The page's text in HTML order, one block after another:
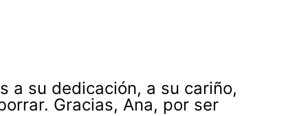
a su dedicación, a su cariño,
Gracias, Ana, por ser